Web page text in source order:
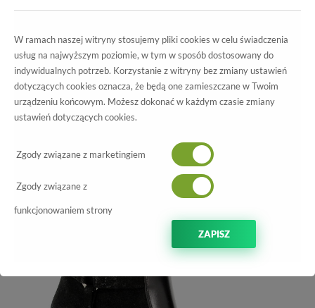
Damskie
Trzewiki I Botki
Wszystkie produkty
Botki 02696-01/00-3 Czarny
W ramach naszej witryny stosujemy pliki cookies w celu świadczenia
usług na najwyższym poziomie, w tym w sposób dostosowany do
indywidualnych potrzeb. Korzystanie z witryny bez zmiany ustawień
dotyczących cookies oznacza, że będą one zamieszczane w Twoim
urządzeniu końcowym. Możesz dokonać w każdym czasie zmiany
ustawień dotyczących cookies.
Zgody związane z marketingiem
Zgody związane z
funkcjonowaniem strony
ZAPISZ